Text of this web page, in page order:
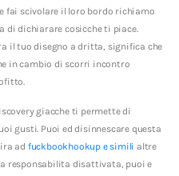
fai scivolare il loro bordo richiamo
di dichiarare cosicche ti piace.
il tuo disegno a dritta, significa che
in cambio di scorri incontro
giacche ti permette di
gusti. Puoi ed disinnescare questa
ad fuckbookhookup e simili altre
responsabilita disattivata, puoi e